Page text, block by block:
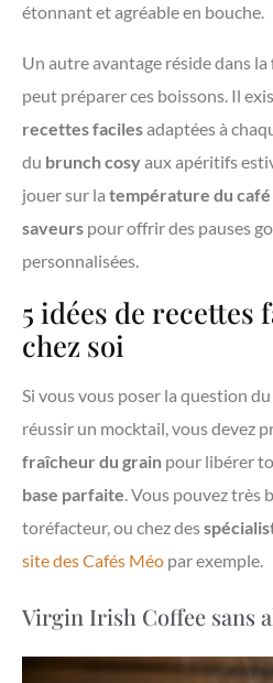
étonnant et agréable en bouche.
Un autre avantage réside dans la
peut préparer ces boissons. Il
recettes facilesadaptées à
du brunch cosyaux apéritifs
jouer sur la température du café
saveurs pour offrir des pauses
personnalisées.
5 idées de recettes
chez soi
Si vous vous poser la question du
réussir un mocktail, vous devez
fraîcheur du grain pour libérer
base parfaite. Vous pouvez très
toréfacteur, ou chez des
site des Cafés Méo par exemple.
Virgin Irish Coffee sans